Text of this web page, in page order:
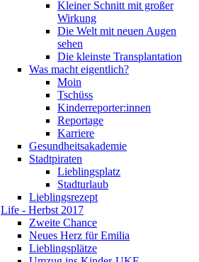
Kleiner Schnitt mit großer
Wirkung
Die Welt mit neuen Augen
sehen
Die kleinste Transplantation
Was macht eigentlich?
Moin
Tschüss
Kinderreporter:innen
Reportage
Karriere
Gesundheitsakademie
Stadtpiraten
Lieblingsplatz
Stadturlaub
Lieblingsrezept
Life - Herbst 2017
Zweite Chance
Neues Herz für Emilia
Lieblingsplätze